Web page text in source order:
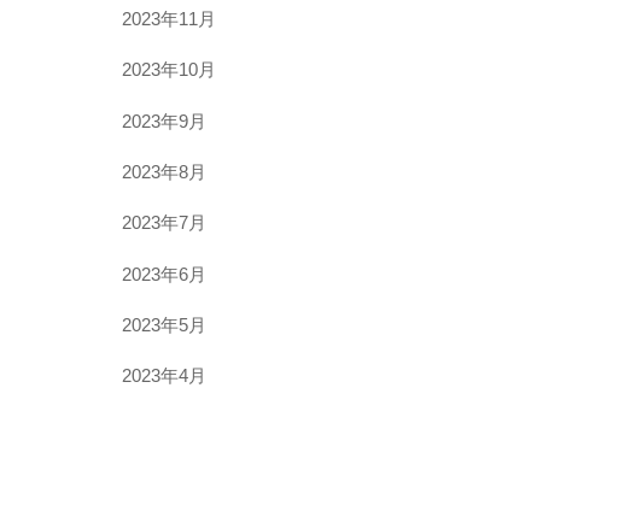
2023年11月
2023年10月
2023年9月
2023年8月
2023年7月
2023年6月
2023年5月
2023年4月